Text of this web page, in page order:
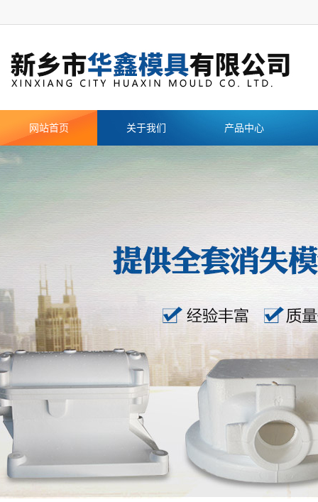
网站首页 关于我们 产品中心